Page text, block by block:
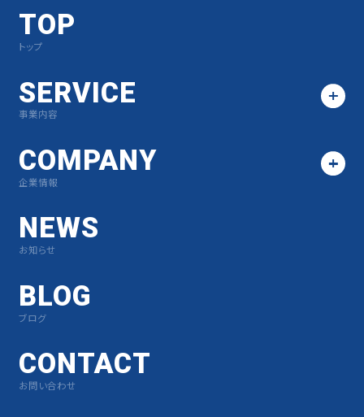
TOP
トップ
SERVICE
事業内容
COMPANY
企業情報
NEWS
お知らせ
BLOG
ブログ
CONTACT
お問い合わせ